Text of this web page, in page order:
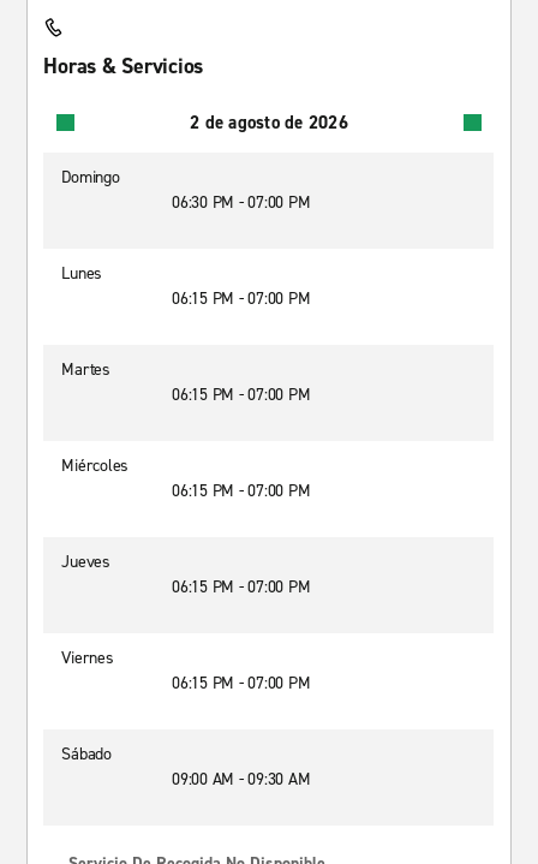
Horas & Servicios
2 de agosto de 2026
Domingo
06:30 PM - 07:00 PM
Lunes
06:15 PM - 07:00 PM
Martes
06:15 PM - 07:00 PM
Miércoles
06:15 PM - 07:00 PM
Jueves
06:15 PM - 07:00 PM
Viernes
06:15 PM - 07:00 PM
Sábado
09:00 AM - 09:30 AM